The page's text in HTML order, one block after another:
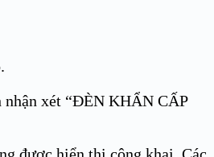
xét “ĐÈN KHẨN CẤP